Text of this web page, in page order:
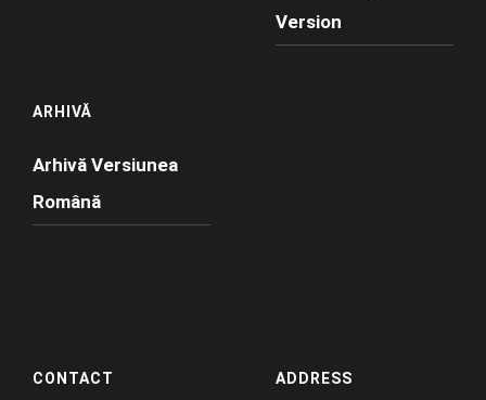
Version
ARHIVĂ
Arhivă Versiunea
Română
CONTACT ADDRESS